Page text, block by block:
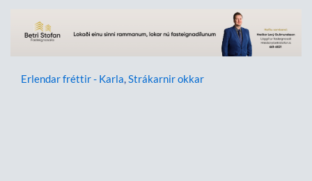
Erlendar fréttir - Karla,Strákarnir okkar